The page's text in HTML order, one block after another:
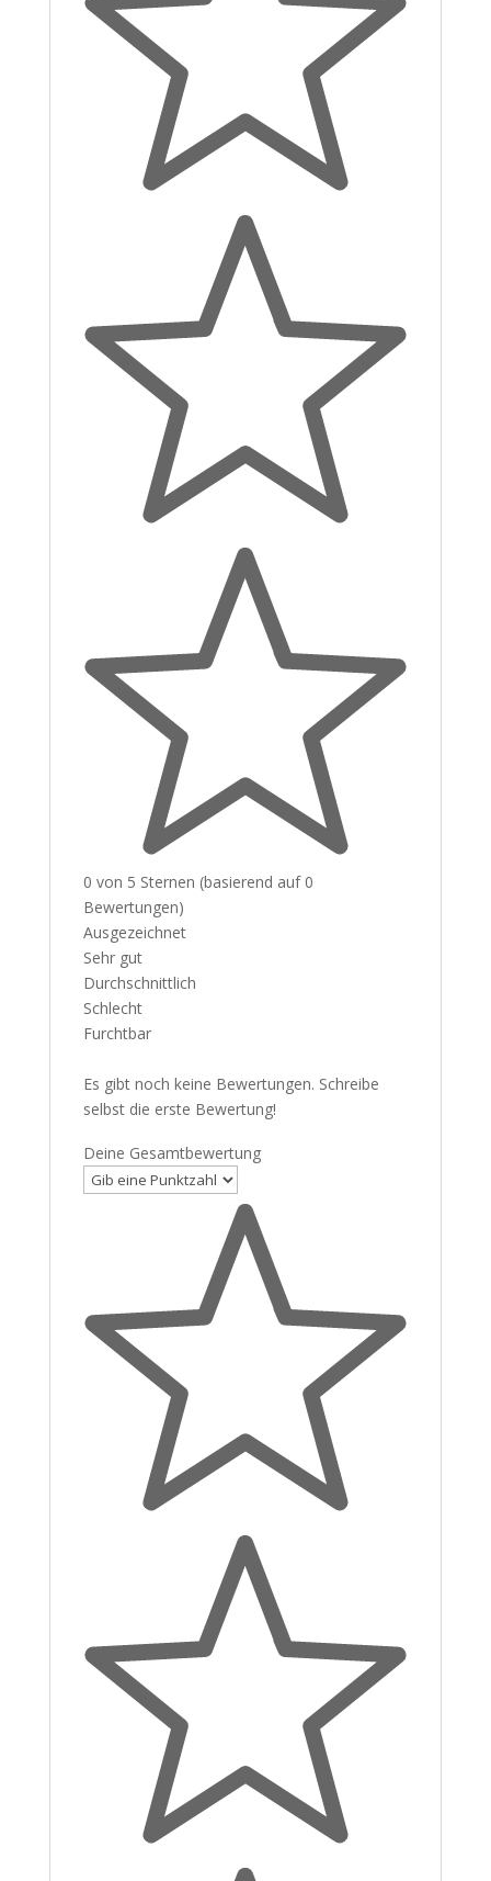
0 von 5 Sternen (basierend auf 0
Bewertungen)
Ausgezeichnet
Sehr gut
Durchschnittlich
Schlecht
Furchtbar
Es gibt noch keine Bewertungen. Schreibe
selbst die erste Bewertung!
Deine Gesamtbewertung